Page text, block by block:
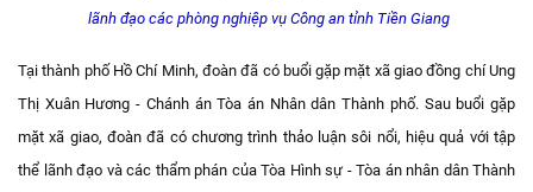
lãnh đạo các phòng nghiệp vụ Công an tỉnh Tiền Giang
Tại thành phố Hồ Chí Minh, đoàn đã có buổi gặp mặt xã giao đồng chí Ung
Thị Xuân Hương - Chánh án Tòa án Nhân dân Thành phố. Sau buổi gặp
mặt xã giao, đoàn đã có chương trình thảo luận sôi nổi, hiệu quả với tập
thể lãnh đạo và các thẩm phán của Tòa Hình sự - Tòa án nhân dân Thành